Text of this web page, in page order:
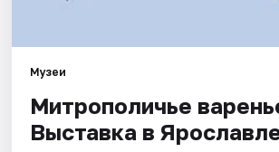
Музеи
Митрополичье
Выставка в